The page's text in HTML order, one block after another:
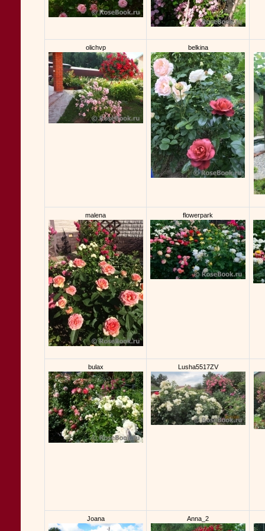
olichvp belkina
malena flowerpark
bulax Lusha5517ZV
Joana Anna_2